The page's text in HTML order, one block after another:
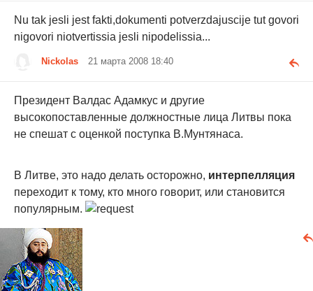
Nu tak jesli jest fakti,dokumenti potverzdajuscije tut govori
nigovori niotvertissia jesli nipodelissia...
Nickolas 21 марта 2008 18:40
Президент Валдас Адамкус и другие
высокопоставленные должностные лица Литвы пока
не спешат с оценкой поступка В.Мунтянаса.
В Литве, это надо делать осторожно, интерпелляция
переходит к тому, кто много говорит, или становится
популярным.